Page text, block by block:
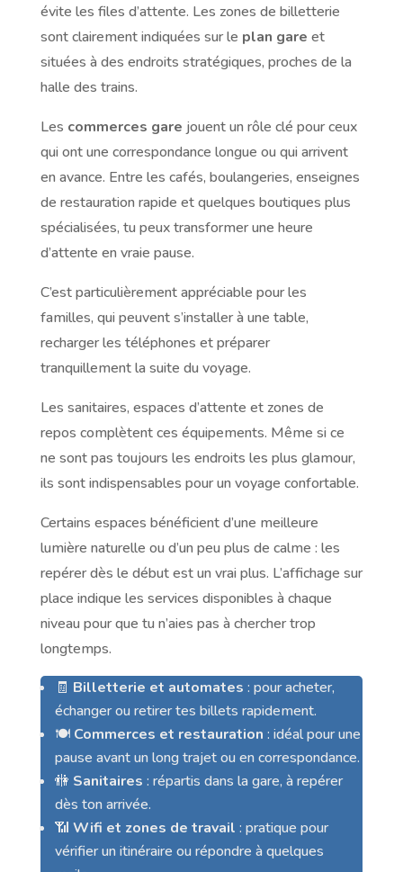
évite les files d’attente. Les zones de billetterie
sont clairement indiquées sur le plan gare et
situées à des endroits stratégiques, proches de la
halle des trains.
Les commerces gare jouent un rôle clé pour ceux
qui ont une correspondance longue ou qui arrivent
en avance. Entre les cafés, boulangeries, enseignes
de restauration rapide et quelques boutiques plus
spécialisées, tu peux transformer une heure
d’attente en vraie pause.
C’est particulièrement appréciable pour les
familles, qui peuvent s’installer à une table,
recharger les téléphones et préparer
tranquillement la suite du voyage.
Les sanitaires, espaces d’attente et zones de
repos complètent ces équipements. Même si ce
ne sont pas toujours les endroits les plus glamour,
ils sont indispensables pour un voyage confortable.
Certains espaces bénéficient d’une meilleure
lumière naturelle ou d’un peu plus de calme : les
repérer dès le début est un vrai plus. L’affichage sur
place indique les services disponibles à chaque
niveau pour que tu n’aies pas à chercher trop
longtemps.
🧾 Billetterie et automates : pour acheter,
échanger ou retirer tes billets rapidement.
🍽️ Commerces et restauration : idéal pour une
pause avant un long trajet ou en correspondance.
🚻 Sanitaires : répartis dans la gare, à repérer
dès ton arrivée.
📶 Wifi et zones de travail : pratique pour
vérifier un itinéraire ou répondre à quelques